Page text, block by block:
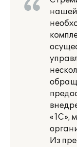
нашей
«1С»,
Из